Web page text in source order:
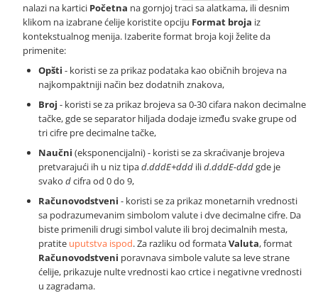
nalazi na kartici Početna na gornjoj traci sa alatkama, ili desnim
klikom na izabrane ćelije koristite opciju Format broja iz
kontekstualnog menija. Izaberite format broja koji želite da
primenite:
Opšti - koristi se za prikaz podataka kao običnih brojeva na
najkompaktniji način bez dodatnih znakova,
Broj - koristi se za prikaz brojeva sa 0-30 cifara nakon decimalne
tačke, gde se separator hiljada dodaje između svake grupe od
tri cifre pre decimalne tačke,
Naučni (eksponencijalni) - koristi se za skraćivanje brojeva
pretvarajući ih u niz tipad.dddE+ddd ilid.dddE-dddgde je
svako dcifra od 0 do 9,
Računovodstveni - koristi se za prikaz monetarnih vrednosti
sa podrazumevanim simbolom valute i dve decimalne cifre. Da
biste primenili drugi simbol valute ili broj decimalnih mesta,
pratite uputstva ispod. Za razliku od formataValuta, format
Računovodstveni poravnava simbole valute sa leve strane
ćelije, prikazuje nulte vrednosti kao crtice i negativne vrednosti
u zagradama.